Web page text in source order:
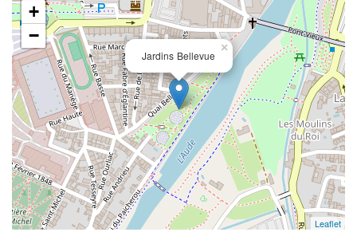
Jardins Bellevue
×
+
−
Leaflet